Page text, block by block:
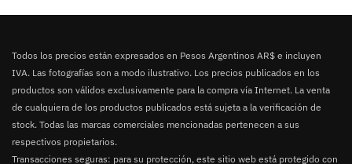
Todos los precios están expresados en Pesos Argentinos AR$ e incluyen
IVA. Las fotografías son a modo ilustrativo. Los precios publicados en los
productos son válidos exclusivamente para la compra vía Internet. La venta
de cualquiera de los productos publicados está sujeta a la verificación de
stock. Todas las marcas comerciales mencionadas pertenecen a sus
respectivos propietarios.
Transacciones seguras: para su protección, este sitio web está protegido con